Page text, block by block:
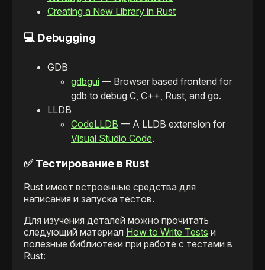
Creating a New Library in Rust
💻 Debugging
GDB
gdbgui — Browser based frontend for
gdb to debug C, C++, Rust, and go.
LLDB
CodeLLDB — A LLDB extension for
Visual Studio Code.
✅ Тестирование в Rust
Rust имеет встроенные средства для
написания и запуска тестов.
Для изучения деталей можно прочитать
следующий материал How to Write Tests и
полезные библиотеки при работе с тестами в
Rust: